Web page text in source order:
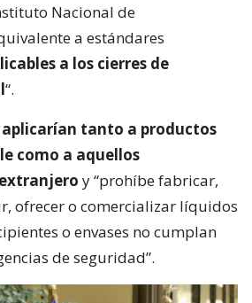
Nacional de
a estándares
a los cierres de
“.
aplicarían tanto a productos
como a aquellos
y “prohíbe fabricar,
ofrecer o comercializar líquidos
o envases no cumplan
de seguridad”.